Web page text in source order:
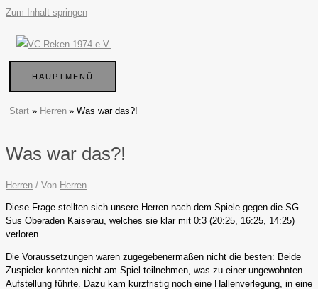
Zum Inhalt springen
HAUPTMENÜ
Start Herren Was war das?!
Was war das?!
Herren / Von Herren
Diese Frage stellten sich unsere Herren nach dem Spiele gegen die SG
Sus Oberaden Kaiserau, welches sie klar mit 0:3 (20:25, 16:25, 14:25)
verloren.
Die Voraussetzungen waren zugegebenermaßen nicht die besten: Beide
Zuspieler konnten nicht am Spiel teilnehmen, was zu einer ungewohnten
Aufstellung führte. Dazu kam kurzfristig noch eine Hallenverlegung, in eine